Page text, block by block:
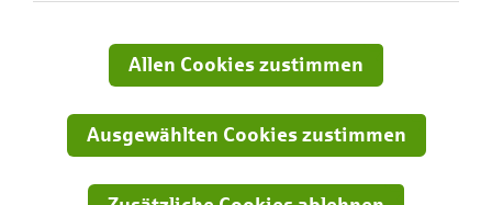
anpassen und verbessern können. Aus diesem Grund nutzen wir
Google Analytics. Dieses Werkzeug erfasst die Seitenaufrufe zu
Übertragung anonymisiert.
Allen Cookies zustimmen
Ausgewählten Cookies zustimmen